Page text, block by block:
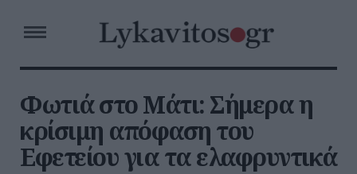
Φωτιά στο Μάτι: Σήμερα η
κρίσιμη απόφαση του
Εφετείου για τα ελαφρυντικά